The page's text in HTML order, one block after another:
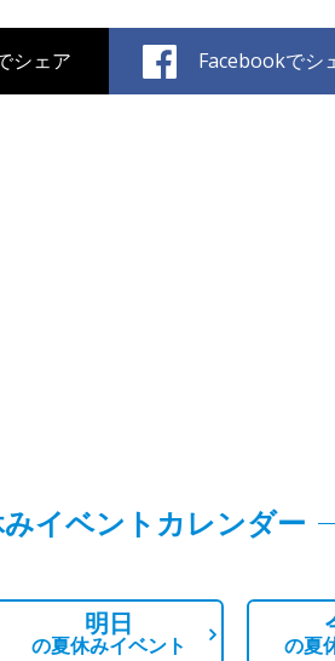
シェア Facebookでシ
イベントカレンダー
明日
の夏休みイベント の夏